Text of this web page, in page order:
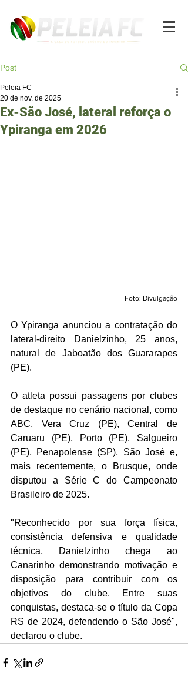
Post
Ex-São José, lateral reforça o
Ypiranga em 2026
Peleia FC
20 de nov. de 2025
Foto: Divulgação
O Ypiranga anunciou a contratação do
lateral-direito Danielzinho, 25 anos,
natural de Jaboatão dos Guararapes
(PE).
O atleta possui passagens por clubes
de destaque no cenário nacional, como
ABC, Vera Cruz (PE), Central de
Caruaru (PE), Porto (PE), Salgueiro
(PE), Penapolense (SP), São José e,
mais recentemente, o Brusque, onde
disputou a Série C do Campeonato
Brasileiro de 2025.
"Reconhecido por sua força física,
consistência defensiva e qualidade
técnica, Danielzinho chega ao
Canarinho demonstrando motivação e
disposição para contribuir com os
objetivos do clube. Entre suas
conquistas, destaca-se o título da Copa
RS de 2024, defendendo o São José",
declarou o clube.